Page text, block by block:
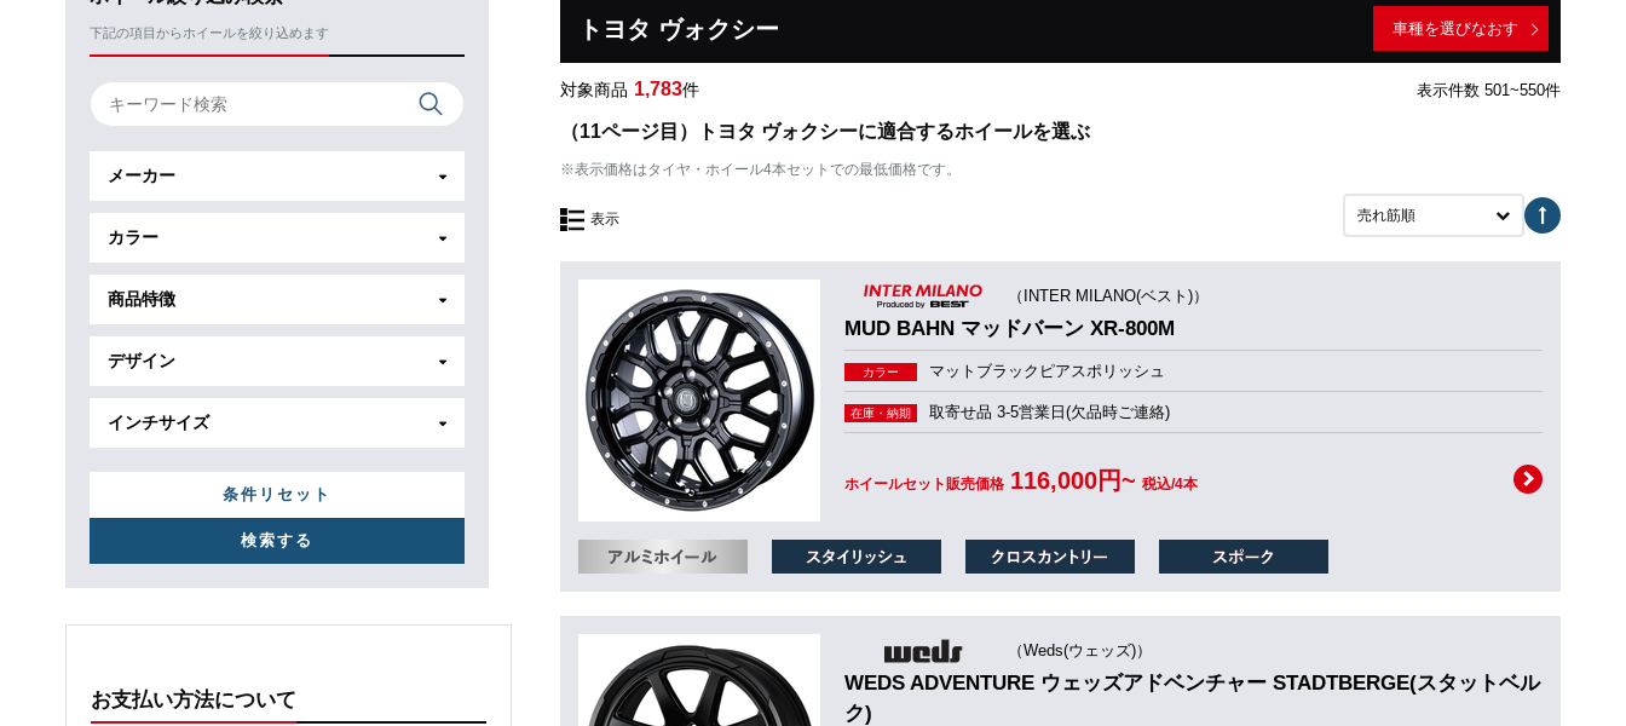
下記の項目からホイールを絞り込めます
メーカー
カラー
商品特徴
デザイン
インチサイズ
条件リセット
お支払い方法について
トヨタ ヴォクシー 車種を選びなおす
対象商品 1,783件 表示件数 501~550件
（11ページ目）トヨタ ヴォクシーに適合するホイールを選ぶ
※表示価格はタイヤ・ホイール4本セットでの最低価格です。
表示 売れ筋順
（INTER MILANO(ベスト)）
MUD BAHN マッドバーン XR-800M
カラー マットブラックピアスポリッシュ
在庫・納期 取寄せ品 3-5営業日(欠品時ご連絡)
ホイールセット販売価格 116,000円~ 税込/4本
（Weds(ウェッズ)）
WEDS ADVENTURE ウェッズアドベンチャー STADTBERGE(スタットベル
ク)